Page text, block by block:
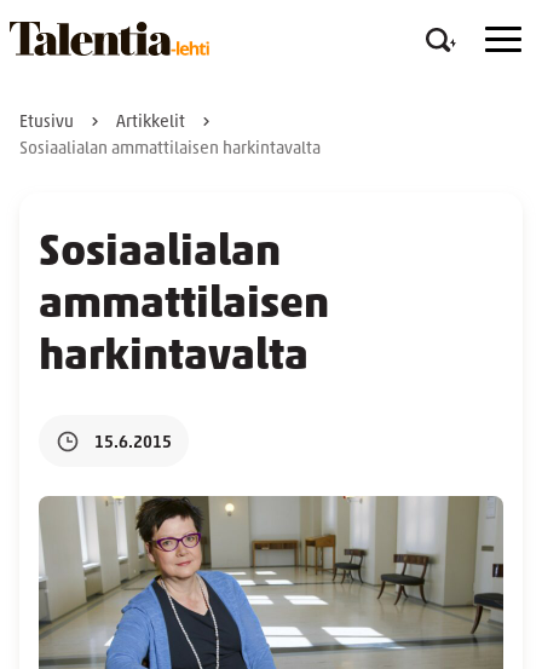
Etusivu
Artikkelit
Sosiaalialan ammattilaisen harkintavalta
Sosiaalialan
ammattilaisen
harkintavalta
15.6.2015